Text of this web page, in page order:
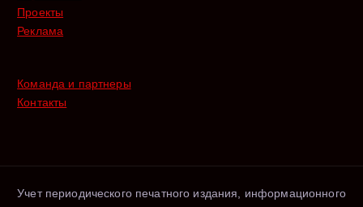
Проекты
Реклама
Команда и партнеры
Контакты
Учет периодического печатного издания, информационного